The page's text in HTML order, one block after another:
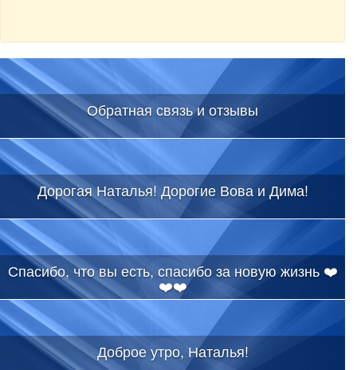
Обратная связь и отзывы
Дорогая Наталья! Дорогие Вова и Дима!
Спасибо, что вы есть, спасибо за новую жизнь ❤️
❤️❤️
Доброе утро, Наталья!